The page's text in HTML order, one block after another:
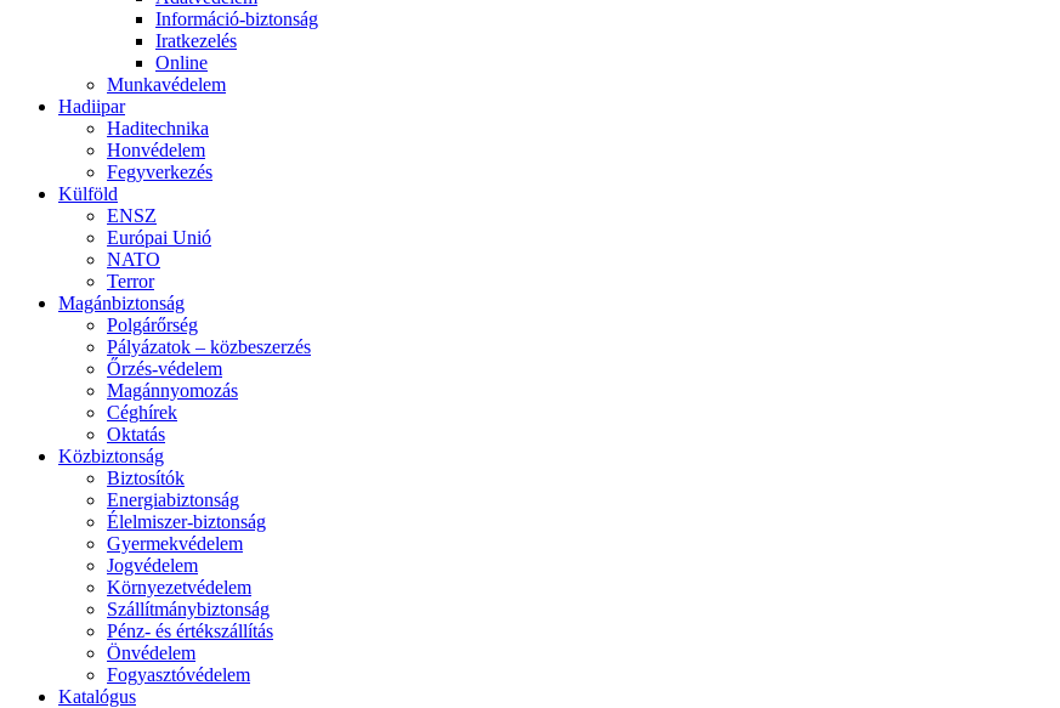
Információ-biztonság
Iratkezelés
Online
Munkavédelem
Hadiipar
Haditechnika
Honvédelem
Fegyverkezés
Külföld
ENSZ
Európai Unió
NATO
Terror
Magánbiztonság
Polgárőrség
Pályázatok – közbeszerzés
Őrzés-védelem
Magánnyomozás
Céghírek
Oktatás
Közbiztonság
Biztosítók
Energiabiztonság
Élelmiszer-biztonság
Gyermekvédelem
Jogvédelem
Környezetvédelem
Szállítmánybiztonság
Pénz- és értékszállítás
Önvédelem
Fogyasztóvédelem
Katalógus